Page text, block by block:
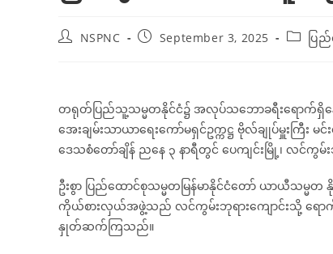
NSPNC September 3, 2025 ပြ
တရုတ်ပြည်သူ့သမ္မတနိုင်ငံ၌ အလုပ်သဘောခရီးရောက်ရှိန
အေးချမ်းသာယာရေးကော်မရှင်ဥက္ကဋ္ဌ ဗိုလ်ချုပ်မှူးက
ဒေသစံတော်ချိန် ညနေ ၃ နာရီတွင် ပေကျင်းမြို့၊ လင်ကွမ်
ဦးစွာ ပြည်ထောင်စုသမ္မတမြန်မာနိုင်ငံတော် ယာယီသမ္မတ
ကိုယ်စားလှယ်အဖွဲ့သည် လင်ကွမ်းဘုရားကျောင်းသို့ ရောက်ရှိ
နှုတ်ဆက်ကြသည်။